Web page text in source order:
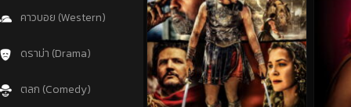
คาวบอย (Western)
ดราม่า (Drama)
ตลก (Comedy)